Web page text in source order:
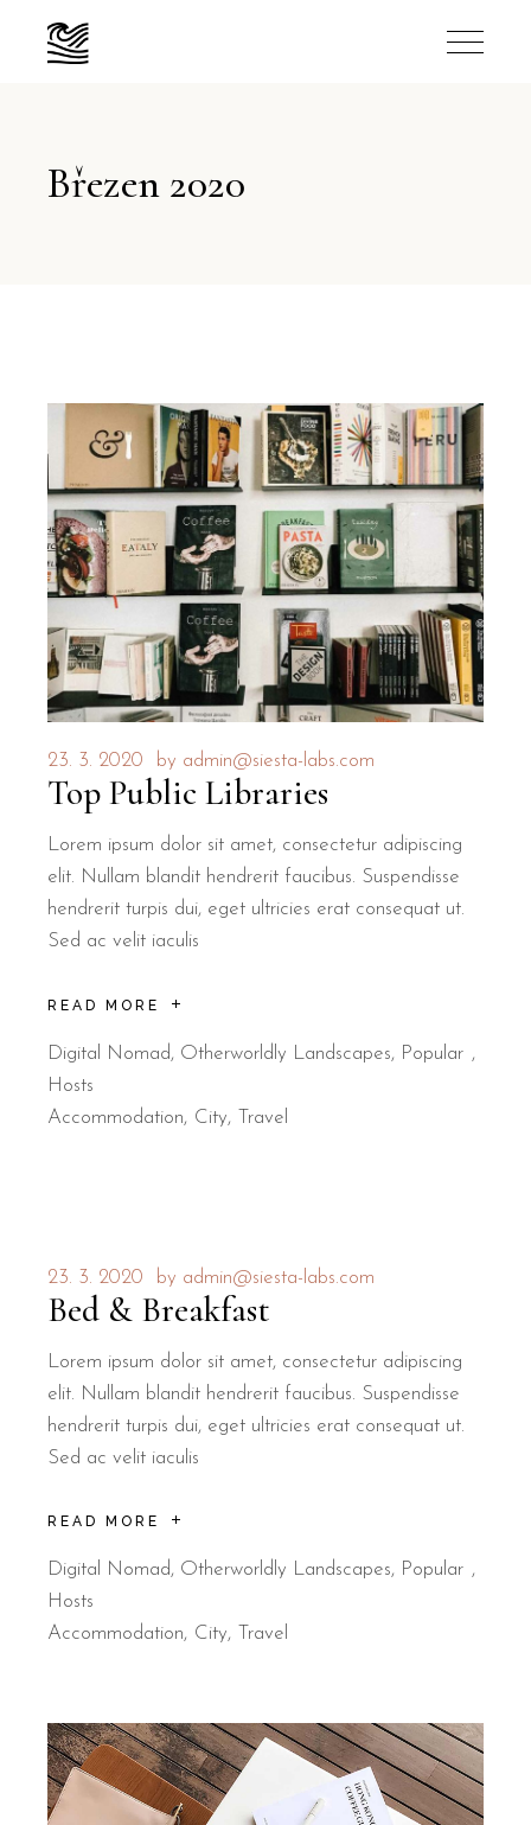
Březen 2020
23. 3. 2020 by admin@siesta-labs.com
Top Public Libraries
Lorem ipsum dolor sit amet, consectetur adipiscing
elit. Nullam blandit hendrerit faucibus. Suspendisse
hendrerit turpis dui, eget ultricies erat consequat ut.
Sed ac velit iaculis
READ MORE
Digital Nomad, Otherworldly Landscapes, Popular
Hosts
Accommodation
City Travel
23. 3. 2020 by admin@siesta-labs.com
Bed & Breakfast
Lorem ipsum dolor sit amet, consectetur adipiscing
elit. Nullam blandit hendrerit faucibus. Suspendisse
hendrerit turpis dui, eget ultricies erat consequat ut.
Sed ac velit iaculis
READ MORE
Digital Nomad, Otherworldly Landscapes, Popular
Hosts
Accommodation
City Travel